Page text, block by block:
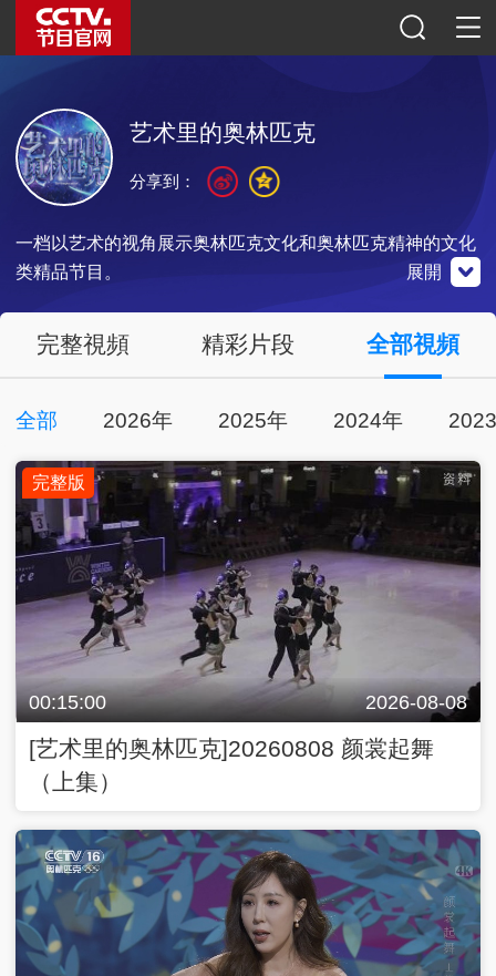
艺术里的奥林匹克
一档以艺术的视角展示奥林匹克文化和奥林匹克精神的文化
类精品节目。
央視影音
點擊觀看
體育微博
點擊關注
體育公眾號
掃一掃關注
展開
分享到：
完整視頻 精彩片段 全部視頻
全部 2026年 2025年 2024年
完整版
00:15:00 2026-08-08
[艺术里的奥林匹克]20260808 颜裳起舞
（上集）